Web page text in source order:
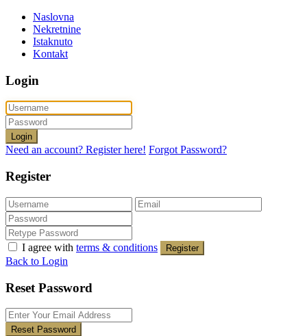
Naslovna
Nekretnine
Istaknuto
Kontakt
Login
Login
Need an account? Register here! Forgot Password?
Register
I agree with terms & conditions Register
Back to Login
Reset Password
Reset Password